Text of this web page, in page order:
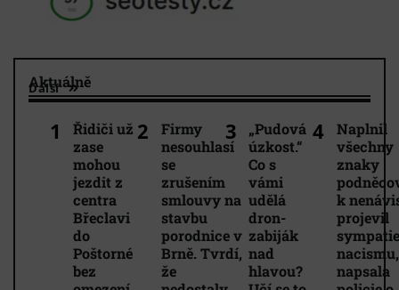
Aktuálně
Další
Řidiči už
zase
mohou
jezdit z
centra
Břeclavi
do
Poštorné
bez
Firmy
nesouhlasí
se
zrušením
smlouvy na
stavbu
porodnice v
Brně. Tvrdí,
že
„Pudová
úzkost.“
Co s
vámi
udělá
dron-
zabiják
nad
hlavou?
Naplnil
všechny
znaky
k
projevil
nacismu,
napsala